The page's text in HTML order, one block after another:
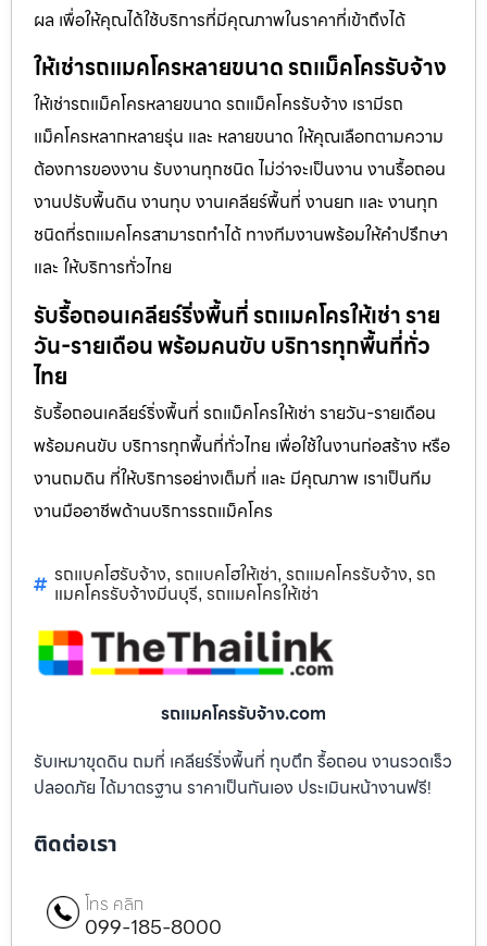
ผล เพื่อให้คุณได้ใช้บริการที่มีคุณภาพในราคาที่เข้าถึงได้
ให้เช่ารถแมคโครหลายขนาด รถแม็คโครรับจ้าง
ให้เช่ารถแม็คโครหลายขนาด รถแม็คโครรับจ้าง เรามีรถ
แม็คโครหลากหลายรุ่น และ หลายขนาด ให้คุณเลือกตามความ
ต้องการของงาน รับงานทุกชนิด ไม่ว่าจะเป็นงาน งานรื้อถอน
งานปรับพื้นดิน งานทุบ งานเคลียร์พื้นที่ งานยก และ งานทุก
ชนิดที่รถแมคโครสามารถทำได้ ทางทีมงานพร้อมให้คำปรึกษา
และ ให้บริการทั่วไทย
รับรื้อถอนเคลียร์ริ่งพื้นที่ รถแมคโครให้เช่า ราย
วัน-รายเดือน พร้อมคนขับ บริการทุกพื้นที่ทั่ว
ไทย
รับรื้อถอนเคลียร์ริ่งพื้นที่ รถแม็คโครให้เช่า รายวัน-รายเดือน
พร้อมคนขับ บริการทุกพื้นที่ทั่วไทย เพื่อใช้ในงานก่อสร้าง หรือ
งานถมดิน ที่ให้บริการอย่างเต็มที่ และ มีคุณภาพ เราเป็นทีม
งานมืออาชีพด้านบริการรถแม็คโคร
รถแบคโฮรับจ้าง, รถแบคโฮให้เช่า, รถแมคโครรับจ้าง, รถ
แมคโครรับจ้างมีนบุรี, รถแมคโครให้เช่า
รถแมคโครรับจ้าง.com
รับเหมาขุดดิน ถมที่ เคลียร์ริ่งพื้นที่ ทุบตึก รื้อถอน งานรวดเร็ว
ปลอดภัย ได้มาตรฐาน ราคาเป็นกันเอง ประเมินหน้างานฟรี!
ติดต่อเรา
โทร คลิก
099-185-8000